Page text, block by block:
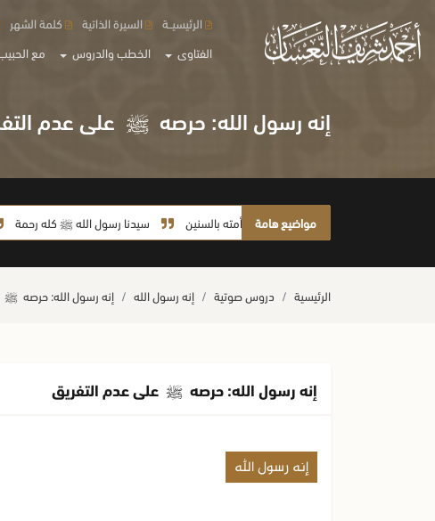
الفتاوى الخطب والدروس مع
الرئيسيــة السيرة الذاتية كلمة الشهر
إنه رسول الله: حرصه ﷺ على عدم
مواضيع هامة
لا يأخذ أمته بالسنين سيدنا رسول الله ﷺ كله رحمة
الرئيسية دروس صوتية إنه رسول الله إنه رسول الله: حرصه ﷺ
إنه رسول الله: حرصه ﷺ على عدم التفريق
إنه رسول الله